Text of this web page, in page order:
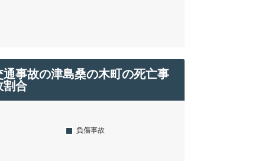
通事故の津島桑の木町の死亡事
割合